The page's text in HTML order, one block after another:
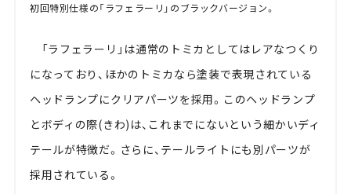
初回特別仕様の「ラフェラーリ」のブラックバージョン。
「ラフェラーリ」は通常のトミカとしてはレアなつくり
になっており、ほかのトミカなら塗装で表現されている
ヘッドランプにクリアパーツを採用。このヘッドランプ
とボディの際(きわ)は、これまでにないという細かいディ
テールが特徴だ。さらに、テールライトにも別パーツが
採用されている。